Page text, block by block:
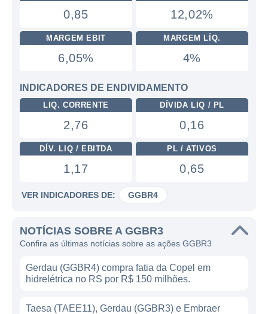
0,85 12,02%
MARGEM EBIT
6,05%
MARGEM LÍQ.
4%
INDICADORES DE ENDIVIDAMENTO
LIQ. CORRENTE
2,76
DÍVIDA LIQ / PL
0,16
DÍV. LIQ / EBITDA
1,17
PL / ATIVOS
0,65
VER INDICADORES DE: GGBR4
NOTÍCIAS SOBRE A GGBR3
Confira as últimas notícias sobre as ações GGBR3
Gerdau (GGBR4) compra fatia da Copel em
hidrelétrica no RS por R$ 150 milhões.
Taesa (TAEE11), Gerdau (GGBR3) e Embraer